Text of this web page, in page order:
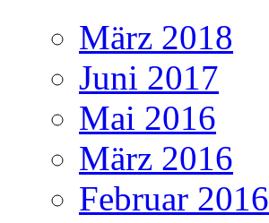
März 2018
Juni 2017
Mai 2016
März 2016
Februar 2016